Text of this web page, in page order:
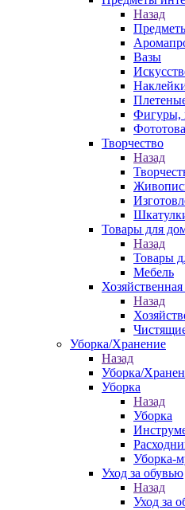
Назад
Вазы
Фигуры,
Творчество
Назад
Товары для
Назад
Товары
Мебель
Назад
Уборка/Хранение
Назад
Уборка/
Уборка
Назад
Уборка
Уборка-
Уход за обувью
Назад
Уход за